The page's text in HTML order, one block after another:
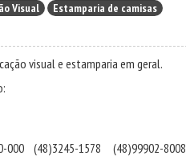
Visual Estamparia de camisas
visual e estamparia em geral.
000 (48)3245-1578 (48)99902-8008